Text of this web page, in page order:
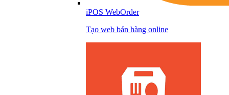
iPOS WebOrder
Tạo web bán hàng online